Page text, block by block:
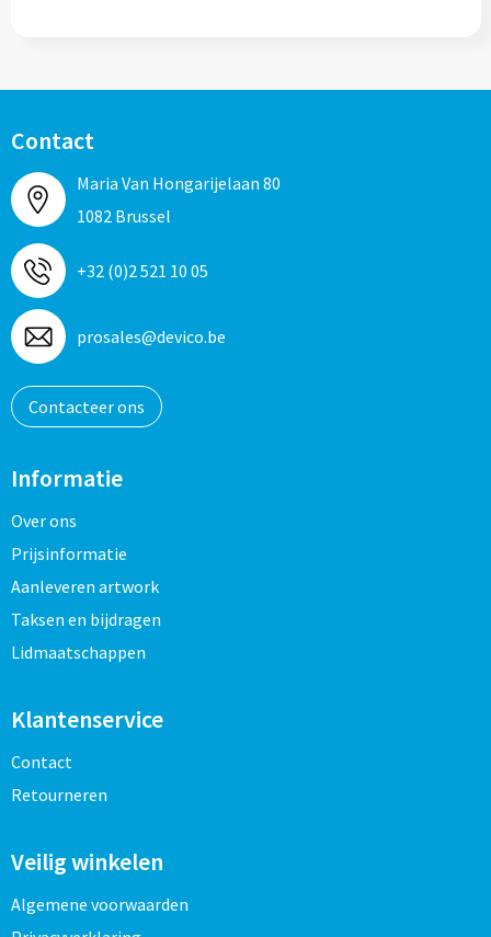
Contact
Maria Van Hongarijelaan 80
1082 Brussel
+32 (0)2 521 10 05
prosales@devico.be
Contacteer ons
Informatie
Over ons
Prijsinformatie
Aanleveren artwork
Taksen en bijdragen
Lidmaatschappen
Klantenservice
Contact
Retourneren
Veilig winkelen
Algemene voorwaarden